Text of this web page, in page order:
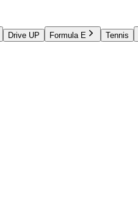
Drive UP Formula E Tennis